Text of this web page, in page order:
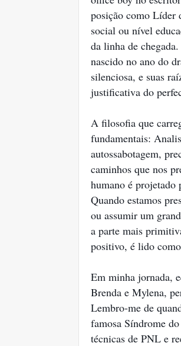
posição como Líder
social ou nível
da linha de
nascido no ano do
silenciosa, e suas
justificativa do
A filosofia que
fundamentais:
autossabotagem,
caminhos que nos
humano é projetado
Quando estamos
ou assumir um
a parte mais
positivo, é lido
Em minha jornada,
Brenda e Mylena,
Lembro-me de
famosa Síndrome
técnicas de PNL e